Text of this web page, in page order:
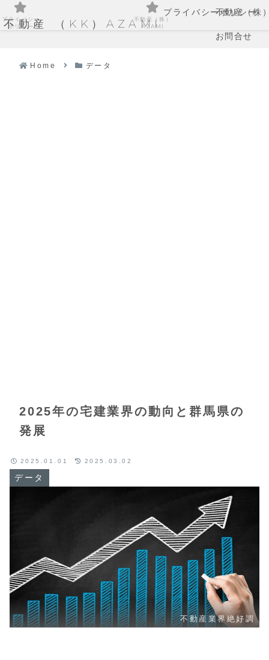
不動産 （KK）AZAMI
プライバシーポリシー
不動産（株
お問合せ
Home データ
2025年の宅建業界の動向と群馬県の
発展
データ
不動産業界絶好調
2025.01.01 2025.03.02
プライバシー
ポリシー
不動産（株）
AZAMI